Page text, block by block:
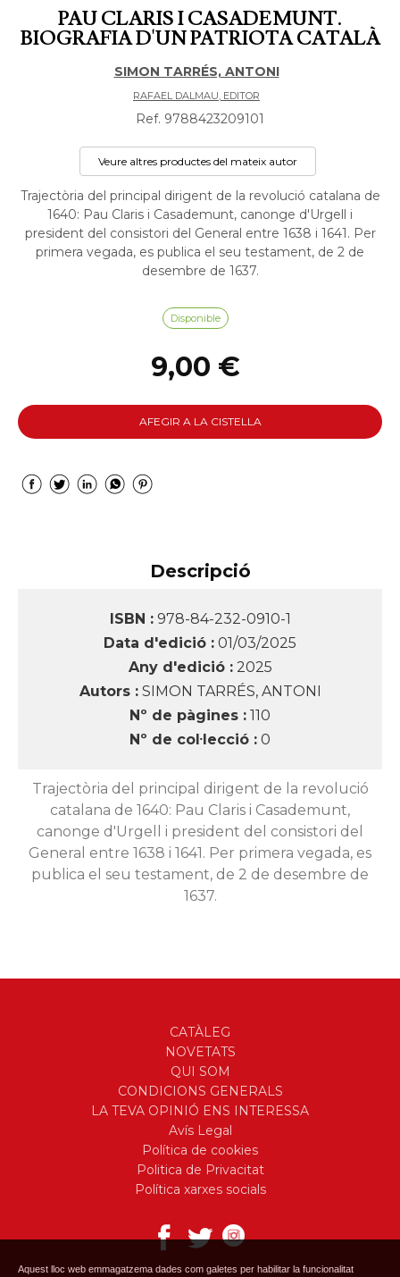
PAU CLARIS I CASADEMUNT.
BIOGRAFIA D'UN PATRIOTA CATALÀ
SIMON TARRÉS, ANTONI
RAFAEL DALMAU, EDITOR
Ref. 9788423209101
Veure altres productes del mateix autor
Trajectòria del principal dirigent de la revolució catalana de
1640: Pau Claris i Casademunt, canonge d'Urgell i
president del consistori del General entre 1638 i 1641. Per
primera vegada, es publica el seu testament, de 2 de
desembre de 1637.
Disponible
9,00 €
AFEGIR A LA CISTELLA
Descripció
ISBN : 978-84-232-0910-1
Data d'edició : 01/03/2025
Any d'edició : 2025
Autors : SIMON TARRÉS, ANTONI
Nº de pàgines : 110
Nº de col·lecció : 0
Trajectòria del principal dirigent de la revolució
catalana de 1640: Pau Claris i Casademunt,
canonge d'Urgell i president del consistori del
General entre 1638 i 1641. Per primera vegada, es
publica el seu testament, de 2 de desembre de
1637.
CATÀLEG
NOVETATS
QUI SOM
CONDICIONS GENERALS
LA TEVA OPINIÓ ENS INTERESSA
Avís Legal
Política de cookies
Politica de Privacitat
Política xarxes socials
Aquest lloc web emmagatzema dades com galetes per habilitar la funcionalitat